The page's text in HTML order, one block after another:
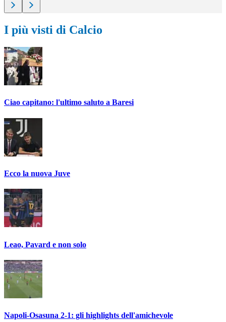
I più visti di Calcio
Ciao capitano: l'ultimo saluto a Baresi
Ecco la nuova Juve
Leao, Pavard e non solo
Napoli-Osasuna 2-1: gli highlights dell'amichevole